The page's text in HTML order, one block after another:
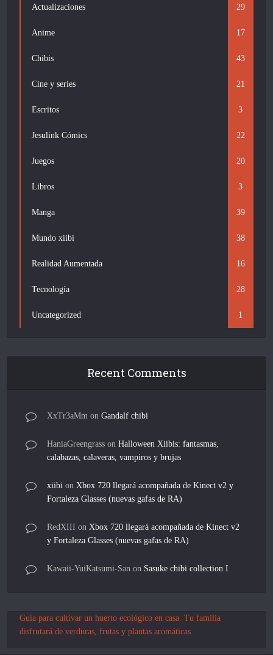
Actualizaciones 29
Anime 17
Chibis 43
Cine y series 21
Escritos 3
Jesulink Cómics 22
Juegos 20
Libros 3
Manga 39
Mundo xiibi 38
Realidad Aumentada 16
Tecnología 28
Uncategorized 1
Recent Comments
XxTr3aMm onGandalf chibi
HaniaGreengrass onHalloween Xiibis: fantasmas,
calabazas, calaveras, vampiros y brujas
xiibi on Xbox 720 llegará acompañada de Kinect v2 y
Fortaleza Glasses (nuevas gafas de RA)
RedXIII on Xbox 720 llegará acompañada de Kinect v2
y Fortaleza Glasses (nuevas gafas de RA)
Kawaii-YuiKatsumi-San on Sasuke chibi collection I
Guía para cultivar un huerto ecológico en casa. Tu familia
disfrutará de verduras, frutas y plantas aromáticas